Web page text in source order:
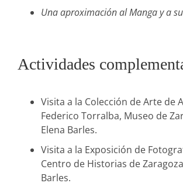
Una aproximación al Manga y a
Actividades
Visita a la Colección de Arte de
Federico Torralba, Museo de
Elena Barles.
Visita a la Exposición de
Centro de Historias de
Barles.